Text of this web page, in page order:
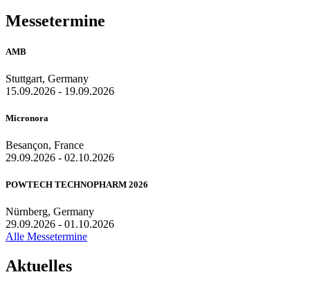
Messetermine
AMB
Stuttgart, Germany
15.09.2026 - 19.09.2026
Micronora
Besançon, France
29.09.2026 - 02.10.2026
POWTECH TECHNOPHARM 2026
Nürnberg, Germany
29.09.2026 - 01.10.2026
Alle Messetermine
Aktuelles